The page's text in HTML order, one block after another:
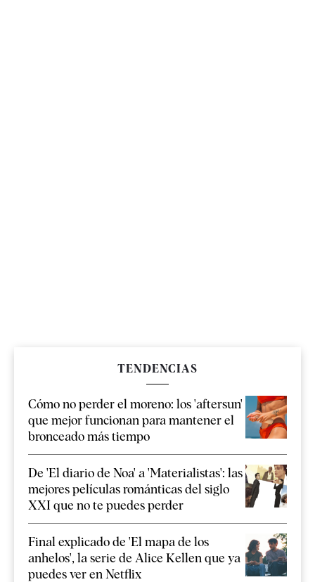
TENDENCIAS
Cómo no perder el moreno: los 'aftersun'
que mejor funcionan para mantener el
bronceado más tiempo
De 'El diario de Noa' a 'Materialistas': las
mejores películas románticas del siglo
XXI que no te puedes perder
Final explicado de 'El mapa de los
anhelos', la serie de Alice Kellen que ya
puedes ver en Netflix